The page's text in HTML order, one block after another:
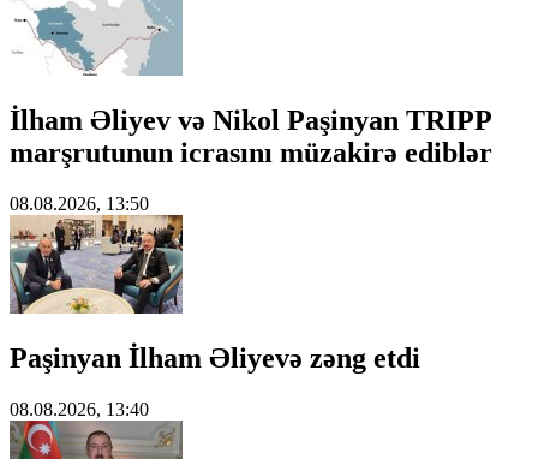
İlham Əliyev və Nikol Paşinyan TRIPP
marşrutunun icrasını müzakirə ediblər
08.08.2026, 13:50
Paşinyan İlham Əliyevə zəng etdi
08.08.2026, 13:40